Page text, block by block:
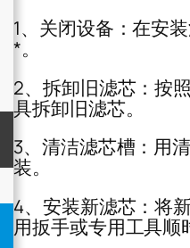
1、关闭设备：在安
*。
2、拆卸旧滤芯：按
具拆卸旧滤芯。
3、清洁滤芯槽：用
装。
4、安装新滤芯：将
用扳手或专用工具顺